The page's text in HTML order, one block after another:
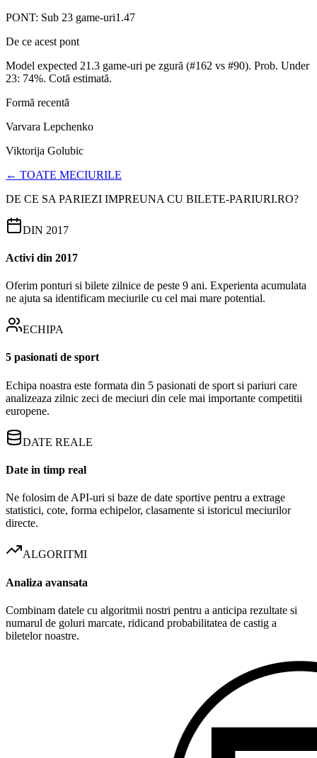
PONT: Sub 23 game-uri1.47
De ce acest pont
Model expected 21.3 game-uri pe zgură (#162 vs #90). Prob. Under
23: 74%. Cotă estimată.
Formă recentă
Varvara Lepchenko
Viktorija Golubic
← TOATE MECIURILE
DE CE SA PARIEZI IMPREUNA CU BILETE-PARIURI.RO?
DIN 2017
Activi din 2017
Oferim ponturi si bilete zilnice de peste 9 ani. Experienta acumulata
ne ajuta sa identificam meciurile cu cel mai mare potential.
ECHIPA
5 pasionati de sport
Echipa noastra este formata din 5 pasionati de sport si pariuri care
analizeaza zilnic zeci de meciuri din cele mai importante competitii
europene.
DATE REALE
Date in timp real
Ne folosim de API-uri si baze de date sportive pentru a extrage
statistici, cote, forma echipelor, clasamente si istoricul meciurilor
directe.
ALGORITMI
Analiza avansata
Combinam datele cu algoritmii nostri pentru a anticipa rezultate si
numarul de goluri marcate, ridicand probabilitatea de castig a
biletelor noastre.